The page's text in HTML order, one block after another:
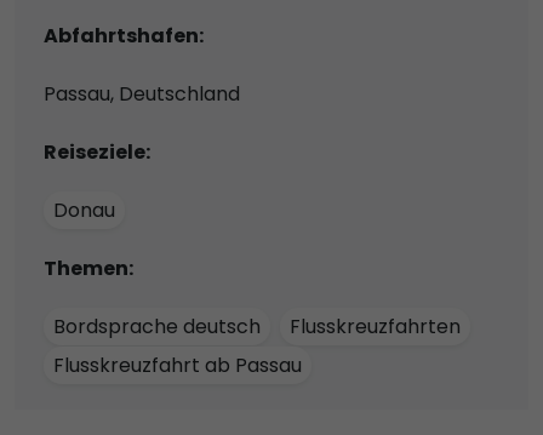
Abfahrtshafen:
Passau, Deutschland
Reiseziele:
Donau
Themen:
Bordsprache deutsch
Flusskreuzfahrten
Flusskreuzfahrt ab Passau